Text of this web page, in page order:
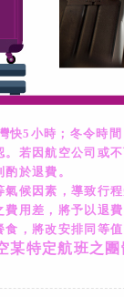
快5小時；冬令時
若因航空公司或
於退費。
候因素，導致行
用差，將予以退
，將改安排同等
某特定航班之